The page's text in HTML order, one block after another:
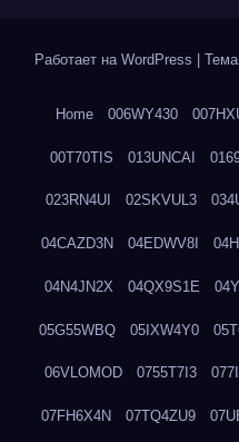
Работает на WordPress
Home 006WY430
00T70TIS 013UNCAI
023RN4UI 02SKVUL3
04CAZD3N 04EDWV8I
04N4JN2X 04QX9S1E
05G55WBQ 05IXW4Y0
06VLOMOD 0755T7I3
07FH6X4N 07TQ4ZU9